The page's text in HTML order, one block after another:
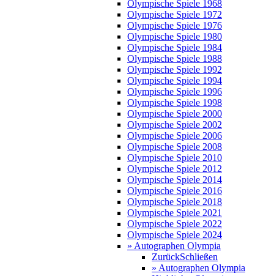
Olympische Spiele 1968
Olympische Spiele 1972
Olympische Spiele 1976
Olympische Spiele 1980
Olympische Spiele 1984
Olympische Spiele 1988
Olympische Spiele 1992
Olympische Spiele 1994
Olympische Spiele 1996
Olympische Spiele 1998
Olympische Spiele 2000
Olympische Spiele 2002
Olympische Spiele 2006
Olympische Spiele 2008
Olympische Spiele 2010
Olympische Spiele 2012
Olympische Spiele 2014
Olympische Spiele 2016
Olympische Spiele 2018
Olympische Spiele 2021
Olympische Spiele 2022
Olympische Spiele 2024
» Autographen Olympia
ZurückSchließen
» Autographen Olympia